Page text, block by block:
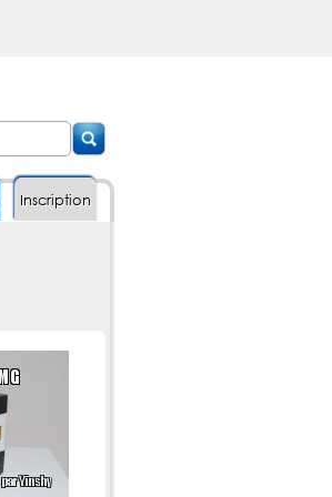
Inscription